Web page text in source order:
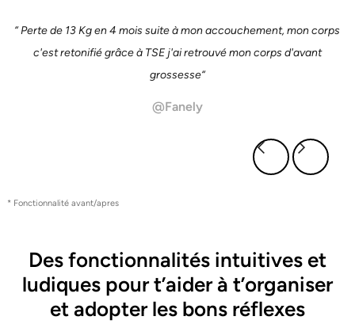
* Fonctionnalité avant/apres
“ Perte de 13 Kg en 4 mois suite à mon accouchement, mon corps
c'est retonifié grâce à TSE j'ai retrouvé mon corps d'avant
grossesse“
@Fanely
Des fonctionnalités intuitives et
ludiques pour t’aider à t’organiser
et adopter les bons réflexes